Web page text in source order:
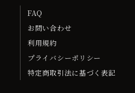
FAQ
お問い合わせ
利用規約
プライバシーポリシー
特定商取引法に基づく表記